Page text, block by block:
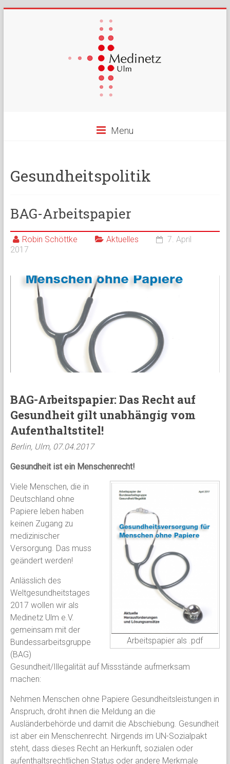
Menu
Gesundheitspolitik
BAG-Arbeitspapier
Robin Schöttke Aktuelles
7. April
2017
BAG-Arbeitspapier: Das Recht auf
Gesundheit gilt unabhängig vom
Aufenthaltstitel!
Berlin, Ulm, 07.04.2017
Gesundheit ist ein Menschenrecht!
Arbeitspapier als .pdf
Viele Menschen, die in
Deutschland ohne
Papiere leben haben
keinen Zugang zu
medizinischer
Versorgung. Das muss
geändert werden!
Anlässlich des
Weltgesundheitstages
2017 wollen wir als
Medinetz Ulm e.V.
gemeinsam mit der
Bundessarbeitsgruppe
(BAG)
Gesundheit/Illegalität auf Missstände aufmerksam
machen:
Nehmen Menschen ohne Papiere Gesundheitsleistungen in
Anspruch, droht ihnen die Meldung an die
Ausländerbehörde und damit die Abschiebung. Gesundheit
ist aber ein Menschenrecht. Nirgends im UN-Sozialpakt
steht, dass dieses Recht an Herkunft, sozialen oder
aufenthaltsrechtlichen Status oder andere Merkmale